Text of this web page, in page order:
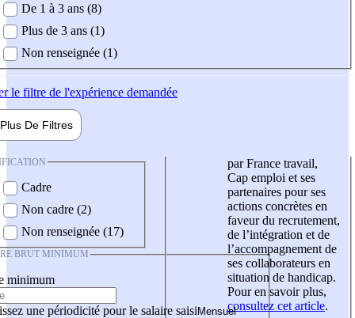
De 1 à 3 ans (8)
Plus de 3 ans (1)
Non renseignée (1)
le filtre de l'expérience demandée
Plus De Filtres
Cadre
Non cadre (2)
Non renseignée (17)
BRUT MINIMUM
minimum
une périodicité pour le salaire saisi
par France travail,
Cap emploi et ses
partenaires pour ses
actions concrètes en
faveur du recrutement,
de l’intégration et de
l’accompagnement de
ses collaborateurs en
situation de handicap.
Pour en savoir plus,
consultez cet article.